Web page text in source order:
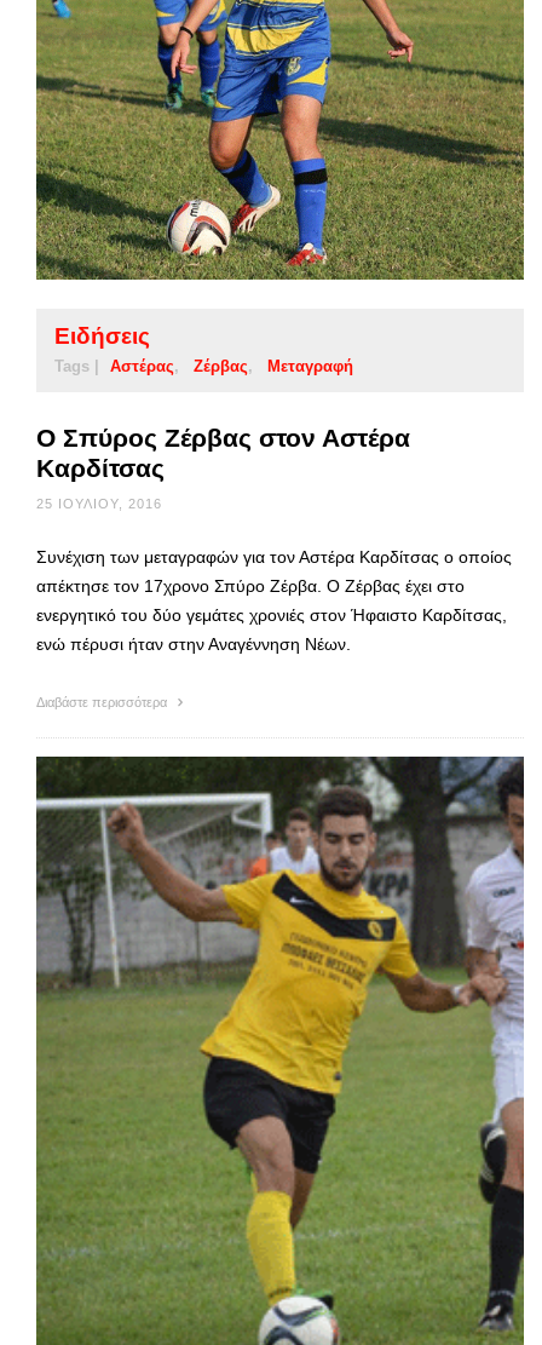
Ειδήσεις
Tags | Αστέρας Ζέρβας Μεταγραφή
Ο Σπύρος Ζέρβας στον Αστέρα
Καρδίτσας
25 ΙΟΥΛΊΟΥ, 2016
Συνέχιση των μεταγραφών για τον Αστέρα Καρδίτσας ο οποίος
απέκτησε τον 17χρονο Σπύρο Ζέρβα. Ο Ζέρβας έχει στο
ενεργητικό του δύο γεμάτες χρονιές στον Ήφαιστο Καρδίτσας,
ενώ πέρυσι ήταν στην Αναγέννηση Νέων.
Διαβάστε περισσότερα